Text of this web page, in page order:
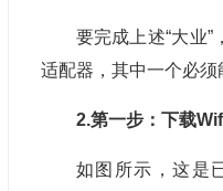
要完成上述“大业
适配器，其中一个必须
2.第一步：下载
如图所示，这是